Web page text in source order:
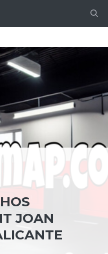
JOAN